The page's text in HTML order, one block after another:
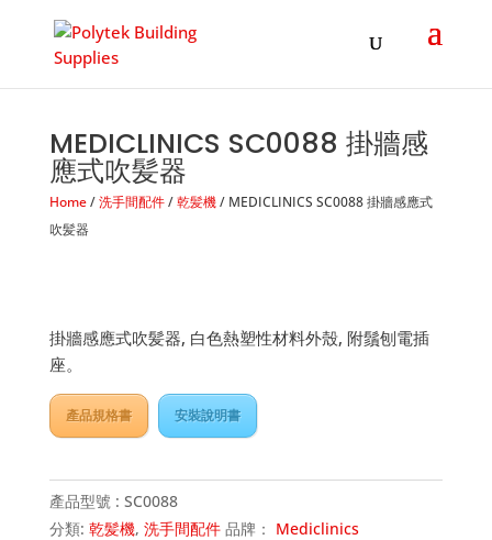
MEDICLINICS SC0088 掛牆感
應式吹髪器
Home/洗手間配件/乾髪機/ MEDICLINICS SC0088 掛牆感應式
吹髪器
掛牆感應式吹髪器, 白色熱塑性材料外殼, 附鬚刨電插
座。
產品規格書 安裝說明書
產品型號 : SC0088
分類: 乾髪機, 洗手間配件 品牌： Mediclinics